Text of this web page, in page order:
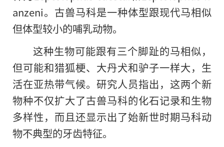
anzeni。古兽马科是一种体型跟现代马相似
但体型较小的哺乳动物。
这种生物可能跟有三个脚趾的马相似，
但可能和猎狐梗、大丹犬和驴子一样大，生
活在亚热带气候。研究人员指出，这两个新
物种不仅扩大了古兽马科的化石记录和生物
多样性，而且还显示出了始新世时期马科动
物不典型的牙齿特征。